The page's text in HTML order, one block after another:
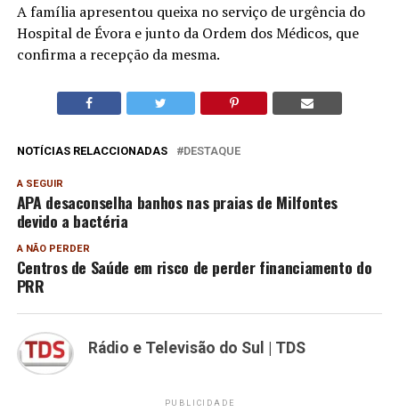
A família apresentou queixa no serviço de urgência do
Hospital de Évora e junto da Ordem dos Médicos, que
confirma a recepção da mesma.
NOTÍCIAS RELACCIONADAS DESTAQUE
A SEGUIR
APA desaconselha banhos nas praias de Milfontes
devido a bactéria
A NÃO PERDER
Centros de Saúde em risco de perder financiamento do
PRR
Rádio e Televisão do Sul | TDS
PUBLICIDADE